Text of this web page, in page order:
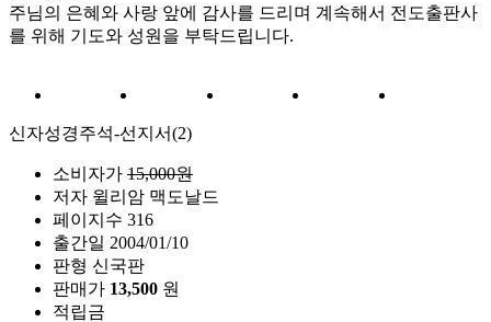
주님의 은혜와 사랑 앞에 감사를 드리며 계속해서 전도출판사
를 위해 기도와 성원을 부탁드립니다.
신자성경주석-선지서(2)
소비자가 15,000원
저자 윌리암 맥도날드
페이지수 316
출간일 2004/01/10
판형 신국판
판매가 13,500 원
적립금